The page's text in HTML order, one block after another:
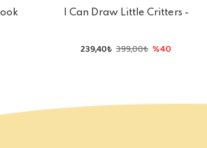
I Can Draw Little Critters -
239,40₺ 399,00₺ %40